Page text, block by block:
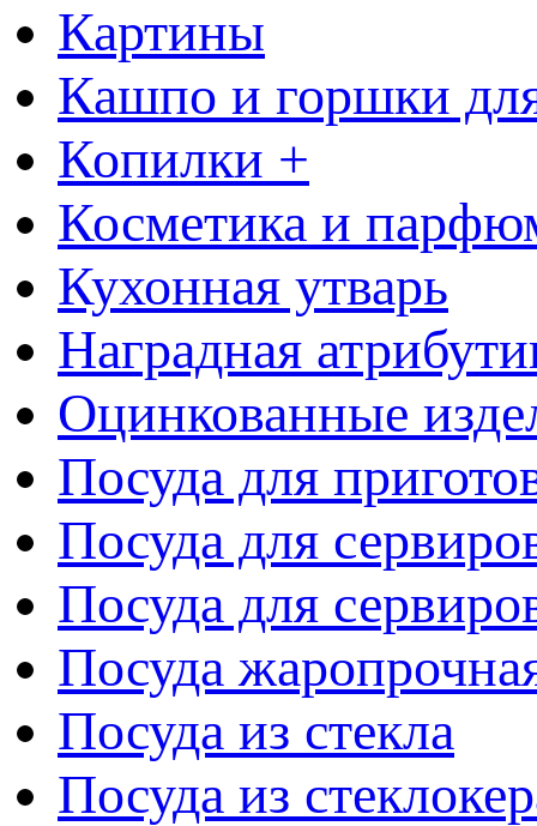
Картины
Кашпо и горшки
Копилки +
Косметика и
Кухонная утварь
Наградная
Оцинкованные
Посуда для
Посуда для
Посуда для
Посуда
Посуда из стекла
Посуда из